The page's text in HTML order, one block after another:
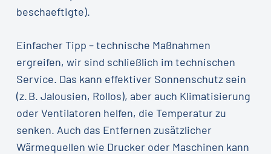
beschaeftigte).
Einfacher Tipp – technische Maßnahmen
ergreifen, wir sind schließlich im technischen
Service. Das kann effektiver Sonnenschutz sein
(z. B. Jalousien, Rollos), aber auch Klimatisierung
oder Ventilatoren helfen, die Temperatur zu
senken. Auch das Entfernen zusätzlicher
Wärmequellen wie Drucker oder Maschinen kann